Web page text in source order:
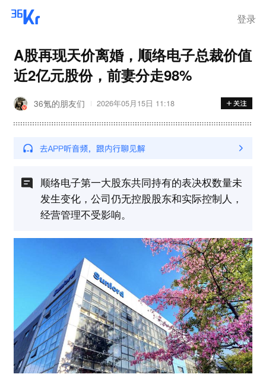
登录
A股再现天价离婚，顺络电子总裁价值
近2亿元股份，前妻分走98%
36氪的朋友们 2026年05月15日 11:18
顺络电子第一大股东共同持有的表决权数量未
发生变化，公司仍无控股股东和实际控制人，
经营管理不受影响。